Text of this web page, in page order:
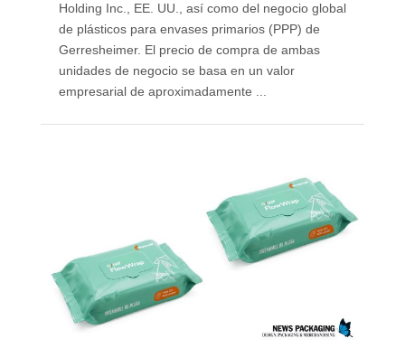
Holding Inc., EE. UU., así como del negocio global
de plásticos para envases primarios (PPP) de
Gerresheimer. El precio de compra de ambas
unidades de negocio se basa en un valor
empresarial de aproximadamente ...